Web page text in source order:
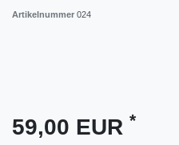
Artikelnummer 024
59,00 EUR *